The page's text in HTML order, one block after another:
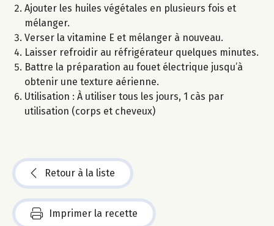
Ajouter les huiles végétales en plusieurs fois et
mélanger.
Verser la vitamine E et mélanger à nouveau.
Laisser refroidir au réfrigérateur quelques minutes.
Battre la préparation au fouet électrique jusqu’à
obtenir une texture aérienne.
Utilisation : À utiliser tous les jours, 1 càs par
utilisation (corps et cheveux)
Retour à la liste
Imprimer la recette